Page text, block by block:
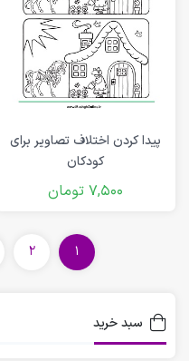
پیدا کردن اختلاف تصاویر برای
کودکان
7,500 تومان
1
2
سبد خرید